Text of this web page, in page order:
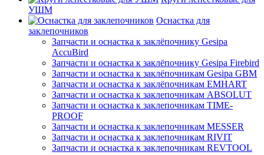
УШМ
Оснастка для
заклепочников
Запчасти и оснастка к заклёпочнику Gesipa
AccuBird
Запчасти и оснастка к заклёпочнику Gesipa Firebird
Запчасти и оснастка к заклёпочникам Gesipa GBM
Запчасти и оснастка к заклёпочникам EMHART
Запчасти и оснастка к заклепочникам ABSOLUT
Запчасти и оснастка к заклепочникам TIME-
PROOF
Запчасти и оснастка к заклепочникам MESSER
Запчасти и оснастка к заклепочникам RIVIT
Запчасти и оснастка к заклепочникам REVTOOL